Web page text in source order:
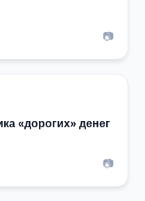
📷
«дорогих» денег
📷